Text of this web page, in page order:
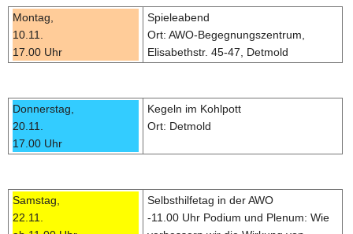
Montag,
10.11.
17.00 Uhr
Spieleabend
Ort: AWO-Begegnungszentrum,
Elisabethstr. 45-47, Detmold
Donnerstag,
20.11.
17.00 Uhr
Kegeln im Kohlpott
Ort: Detmold
Samstag,
22.11.
Selbsthilfetag in der AWO
-11.00 Uhr Podium und Plenum: Wie